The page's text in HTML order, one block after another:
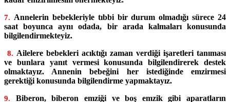
7. Annelerin bebekleriyle tıbbi bir durum olmadığı sürece 24
saat boyunca aynı odada, bir arada kalmaları konusunda
bilgilendirmekteyiz.
8. Ailelere bebekleri acıktığı zaman verdiği işaretleri tanıması
ve bunlara yanıt vermesi konusunda bilgilendirerek destek
olmaktayız. Annenin bebeğini her istediğinde emzirmesi
gerektiği konusunda bilgilendirme yapmaktayız.
9.
Biberon, biberon emziği ve boş emzik gibi aparatların